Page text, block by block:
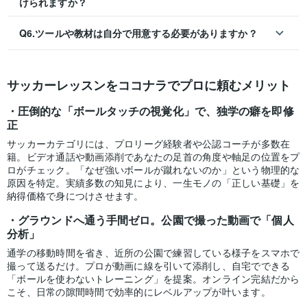
Q6.ツールや教材は自分で用意する必要がありますか？
サッカーレッスンをココナラでプロに頼むメリット
圧倒的な「ボールタッチの視覚化」で、独学の癖を即修
正
サッカーカテゴリには、プロリーグ経験者や公認コーチが多数在
籍。ビデオ通話や動画添削であなたの足首の角度や軸足の位置をプ
ロがチェック。「なぜ強いボールが蹴れないのか」という物理的な
原因を特定。実績多数の知見により、一生モノの「正しい基礎」を
納得価格で身につけさせます。
グラウンドへ通う手間ゼロ。公園で撮った動画で「個人
分析」
通学の移動時間を省き、近所の公園で練習している様子をスマホで
撮って送るだけ。プロが動画に線を引いて添削し、自宅でできる
「ボールを使わないトレーニング」を提案。オンライン完結だから
こそ、日常の隙間時間で効率的にレベルアップが叶います。